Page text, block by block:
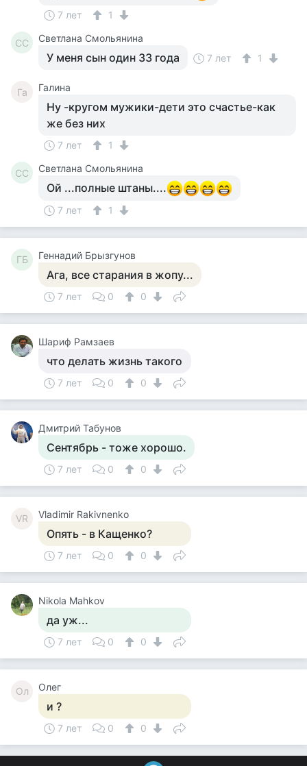
7 лет 1
СС Светлана Смольянина
У меня сын один 33 года 7 лет 1
Га Галина
Ну -кругом мужики-дети это счастье-как
же без них
7 лет 1
СС Светлана Смольянина
Ой ...полные штаны....
7 лет 1
ГБ Геннадий Брызгунов
Ага, все старания в жопу...
7 лет 0 0
Шариф Рамзаев
что делать жизнь такого
7 лет 0 0
Дмитрий Табунов
Сентябрь - тоже хорошо.
7 лет 0 0
VR Vladimir Rakivnenko
Опять - в Кащенко?
7 лет 0 0
Nikola Mahkov
да уж...
7 лет 0 0
Ол Олег
и ?
7 лет 0 0